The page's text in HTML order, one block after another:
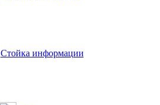
Стойка информации